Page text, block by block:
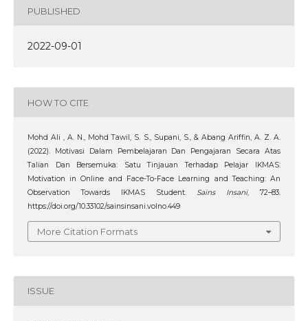
PUBLISHED
2022-09-01
HOW TO CITE
Mohd Ali , A. N., Mohd Tawil, S. S., Supani, S., & Abang Ariffin, A. Z. A.
(2022). Motivasi Dalam Pembelajaran Dan Pengajaran Secara Atas
Talian Dan Bersemuka: Satu Tinjauan Terhadap Pelajar IKMAS:
Motivation in Online and Face-To-Face Learning and Teaching: An
Observation Towards IKMAS Student. Sains Insani, 72–83.
https://doi.org/10.33102/sainsinsani.volno.449
More Citation Formats
ISSUE